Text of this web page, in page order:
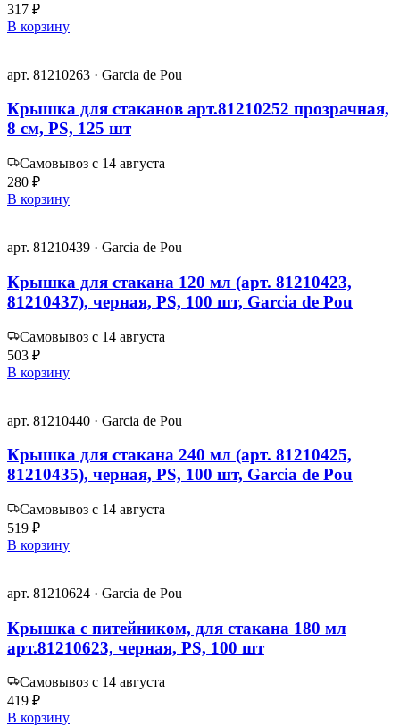
317 ₽
В корзину
арт. 81210263 · Garcia de Pou
Крышка для стаканов арт.81210252 прозрачная,
8 см, PS, 125 шт
Самовывоз с 14 августа
280 ₽
В корзину
арт. 81210439 · Garcia de Pou
Крышка для стакана 120 мл (арт. 81210423,
81210437), черная, PS, 100 шт, Garcia de Pou
Самовывоз с 14 августа
503 ₽
В корзину
арт. 81210440 · Garcia de Pou
Крышка для стакана 240 мл (арт. 81210425,
81210435), черная, PS, 100 шт, Garcia de Pou
Самовывоз с 14 августа
519 ₽
В корзину
арт. 81210624 · Garcia de Pou
Крышка с питейником, для стакана 180 мл
арт.81210623, черная, PS, 100 шт
Самовывоз с 14 августа
419 ₽
В корзину